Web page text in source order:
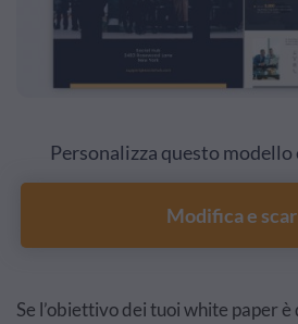
Personalizza questo
Modifica e
Se l’obiettivo dei tuoi white paper